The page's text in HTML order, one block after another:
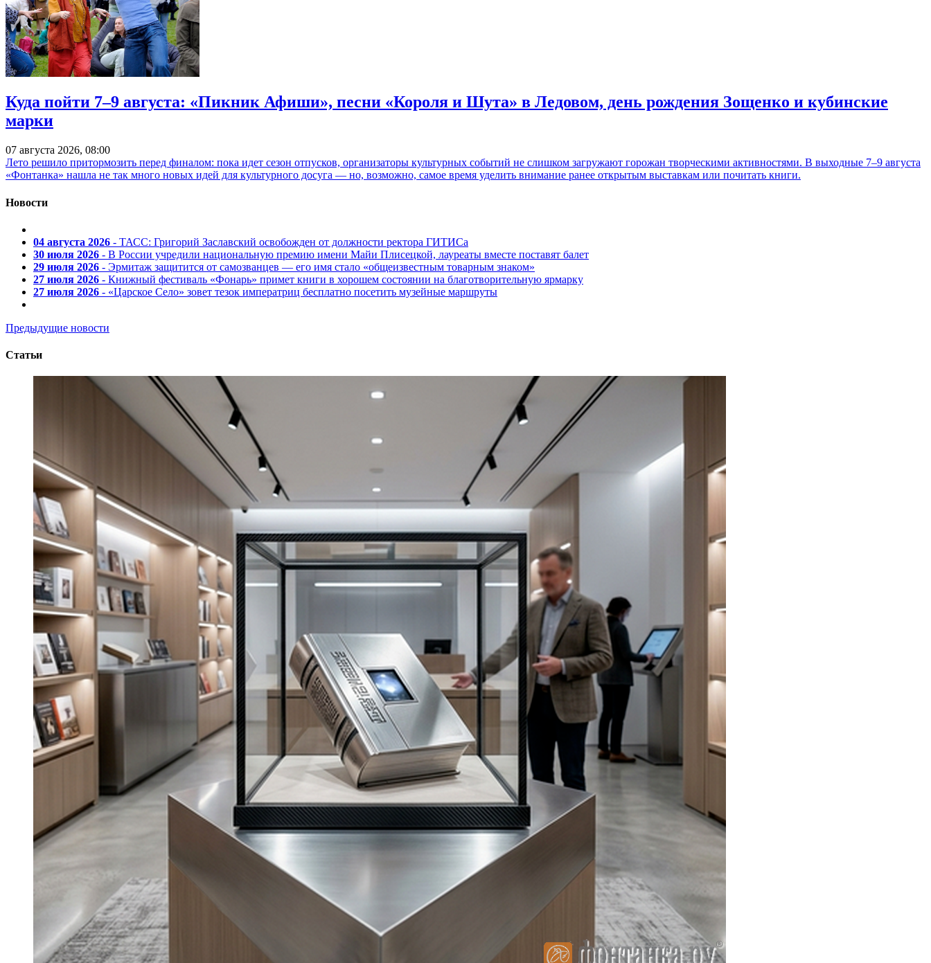
Куда пойти 7–9 августа: «Пикник Афиши», песни «Короля и Шута» в Ледовом, день рождения Зощенко и кубинские
марки
07 августа 2026, 08:00
Лето решило притормозить перед финалом: пока идет сезон отпусков, организаторы культурных событий не слишком загружают горожан творческими активностями. В выходные 7–9 августа
«Фонтанка» нашла не так много новых идей для культурного досуга — но, возможно, самое время уделить внимание ранее открытым выставкам или почитать книги.
Новости
04 августа 2026 - ТАСС: Григорий Заславский освобожден от должности ректора ГИТИСа
30 июля 2026 - В России учредили национальную премию имени Майи Плисецкой, лауреаты вместе поставят балет
29 июля 2026 - Эрмитаж защитится от самозванцев — его имя стало «общеизвестным товарным знаком»
27 июля 2026 - Книжный фестиваль «Фонарь» примет книги в хорошем состоянии на благотворительную ярмарку
27 июля 2026 - «Царское Село» зовет тезок императриц бесплатно посетить музейные маршруты
Предыдущие новости
Статьи